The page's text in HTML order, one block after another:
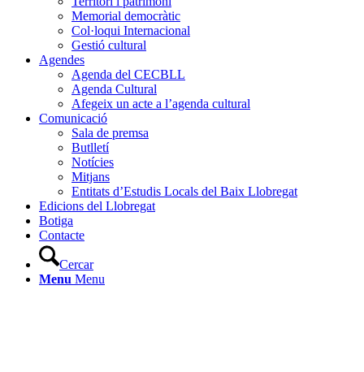
Memorial democràtic
Col·loqui Internacional
Gestió cultural
Agendes
Agenda del CECBLL
Agenda Cultural
Afegeix un acte a l’agenda cultural
Comunicació
Sala de premsa
Butlletí
Notícies
Mitjans
Entitats d’Estudis Locals del Baix Llobregat
Edicions del Llobregat
Botiga
Contacte
Cercar
Menu Menu